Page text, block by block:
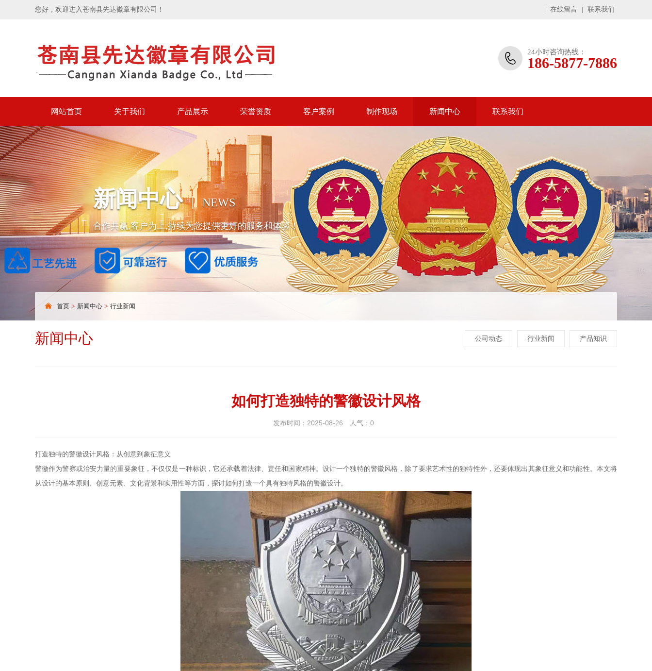
您好，欢迎进入苍南县先达徽章有限公司！ 在线留言 联系我们
24小时咨询热线：
186-5877-7886
网站首页 关于我们 产品展示 荣誉资质 客户案例 制作现场 新闻中心 联系我们
新闻中心 NEWS
合作共赢,客户为上,持续为您提供更好的服务和体验！
首页 > 新闻中心 > 行业新闻
新闻中心 公司动态 行业新闻 产品知识
如何打造独特的警徽设计风格
发布时间：2025-08-26 人气： 0
打造独特的警徽设计风格：从创意到象征意义
警徽作为警察或治安力量的重要象征，不仅仅是一种标识，它还承载着法律、责任和国家精神。设计一个独特的警徽风格，除了要求艺术性的独特性外，还要体现出其象征意义和功能性。本文将
从设计的基本原则、创意元素、文化背景和实用性等方面，探讨如何打造一个具有独特风格的警徽设计。